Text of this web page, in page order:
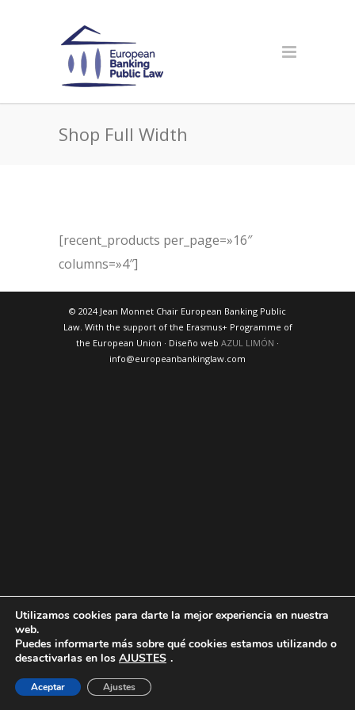
Shop Full Width
[recent_products per_page=»16″
columns=»4″]
© 2024 Jean Monnet Chair European Banking Public
Law. With the support of the Erasmus+ Programme of
the European Union · Diseño web AZUL LIMÓN ·
info@europeanbankinglaw.com
Utilizamos cookies para darte la mejor experiencia en nuestra
web.
Puedes informarte más sobre qué cookies estamos utilizando o
desactivarlas en los AJUSTES .
Aceptar Ajustes